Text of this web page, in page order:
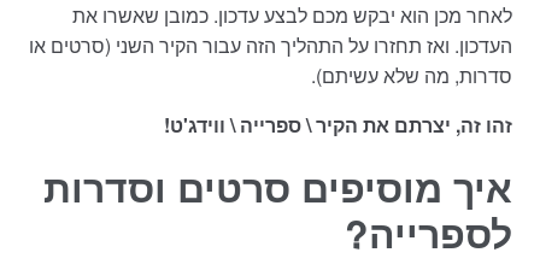
לאחר מכן הוא יבקש מכם לבצע עדכון. כמובן שאשרו את
העדכון. ואז תחזרו על התהליך הזה עבור הקיר השני (סרטים או
סדרות, מה שלא עשיתם).
זהו זה, יצרתם את הקיר \ ספרייה \ ווידג'ט!
איך מוסיפים סרטים וסדרות
לספרייה?